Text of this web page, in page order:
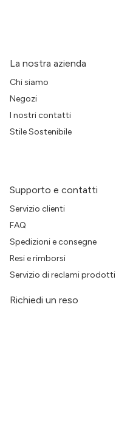
La nostra azienda
Chi siamo
Negozi
I nostri contatti
Stile Sostenibile
Supporto e contatti
Servizio clienti
FAQ
Spedizioni e consegne
Resi e rimborsi
Servizio di reclami prodotti
Richiedi un reso